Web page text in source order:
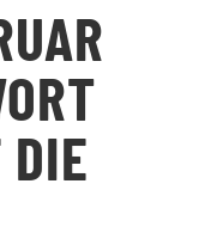
DIE